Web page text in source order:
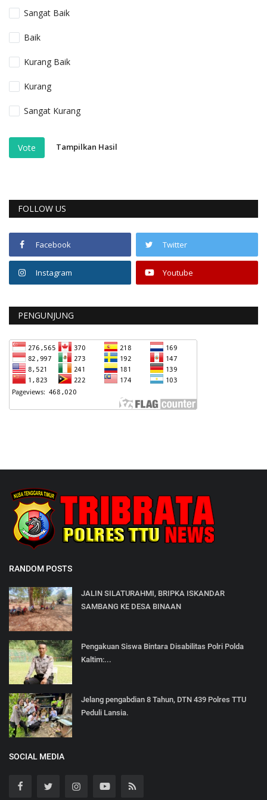
Sangat Baik
Baik
Kurang Baik
Kurang
Sangat Kurang
Vote Tampilkan Hasil
FOLLOW US
Facebook Twitter
Instagram Youtube
PENGUNJUNG
RANDOM POSTS
JALIN SILATURAHMI, BRIPKA ISKANDAR
SAMBANG KE DESA BINAAN
Pengakuan Siswa Bintara Disabilitas Polri Polda
Kaltim:...
Jelang pengabdian 8 Tahun, DTN 439 Polres TTU
Peduli Lansia.
SOCIAL MEDIA